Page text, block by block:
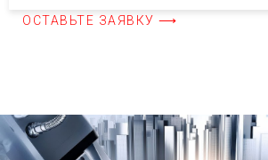
ОСТАВЬТЕ ЗАЯВКУ ⟶